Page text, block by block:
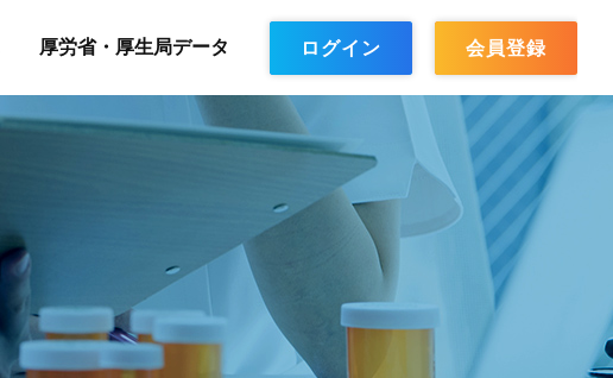
厚労省・厚生局データ ログイン 会員登録